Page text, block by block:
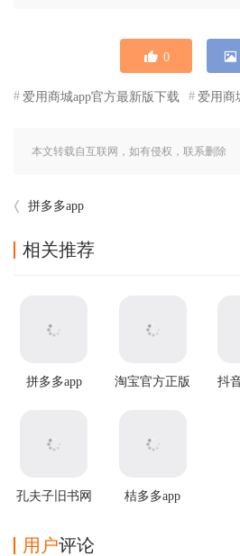
0
爱用商城app官方最新版下载 爱用商
本文转载自互联网，如有侵权，联系删除
拼多多app
相关推荐
拼多多app 淘宝官方正版 抖
孔夫子旧书网
桔多多app
用户评论